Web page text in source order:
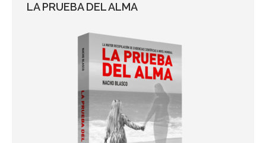
LA PRUEBA DEL ALMA